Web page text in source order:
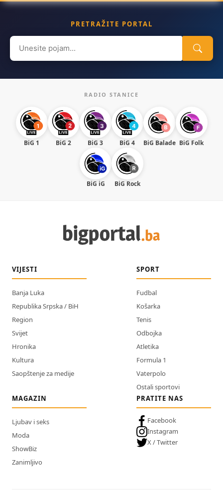
PRETRAŽITE PORTAL
Search
for:
RADIO STANICE
BiG 1 BiG 2 BiG 3 BiG 4 BiG Balade BiG Folk
BiG iG BiG Rock
VIJESTI
Banja Luka
Republika Srpska / BiH
Region
Svijet
Hronika
Kultura
Saopštenje za medije
SPORT
Fudbal
Košarka
Tenis
Odbojka
Atletika
Formula 1
Vaterpolo
Ostali sportovi
MAGAZIN
Ljubav i seks
Moda
ShowBiz
Zanimljivo
PRATITE NAS
Facebook
Instagram
X / Twitter